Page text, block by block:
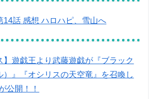
14話 感想 ハロハピ、雪山へ
】遊戯王より武藤遊戯が『ブラック
）』『オシリスの天空竜』を召喚し
公開！！